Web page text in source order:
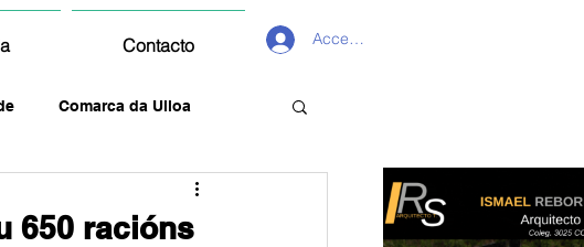
Contacto Acceder
Comarca da Ulloa
650 racións